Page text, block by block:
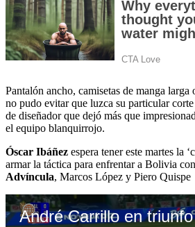
Pantalón ancho, camisetas de manga
no pudo evitar que luzca su particular
de diseñador que dejó más que
el equipo blanquirrojo.
Óscar Ibáñez espera tener este martes la
armar la táctica para enfrentar a Bolivia
Advíncula, Marcos López y Piero Quispe